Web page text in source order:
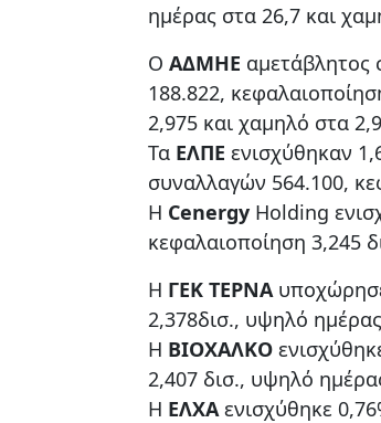
ημέρας στα 26,7 και
Ο AΔMHE αμετάβλητος
188.822,
2,975 και χαμηλό στα
Τα ΕΛΠΕ ενισχύθηκαν
συναλλαγών 564.100,
Η Cenergy Holding
κεφαλαιοποίηση 3,245
Η ΓΕΚ ΤΕΡΝΑ
2,378δισ., υψηλό
Η ΒΙΟΧΑΛΚΟ
2,407 δισ., υψηλό
Η ΕΛΧΑενισχύθηκε